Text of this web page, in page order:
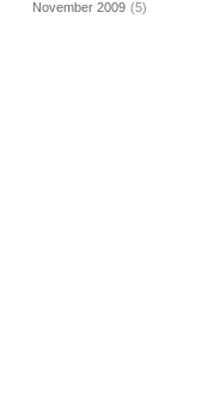
November 2009 (5)